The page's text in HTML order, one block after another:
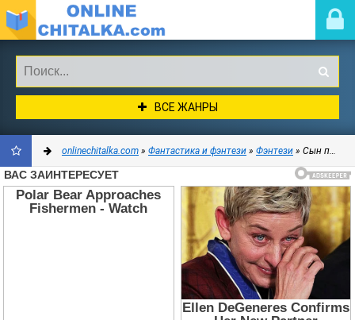
ВСЕ ЖАНРЫ
ДОБАВИТЬ
onlinechitalka.com » Фантастика и фэнтези » Фэнтези » Сын палача (СИ) - Ткачев Андрей Юрьевич Протоиерей